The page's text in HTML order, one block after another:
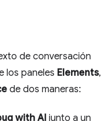
de conversación
los paneles Elements,
de dos maneras:
with AI junto a un